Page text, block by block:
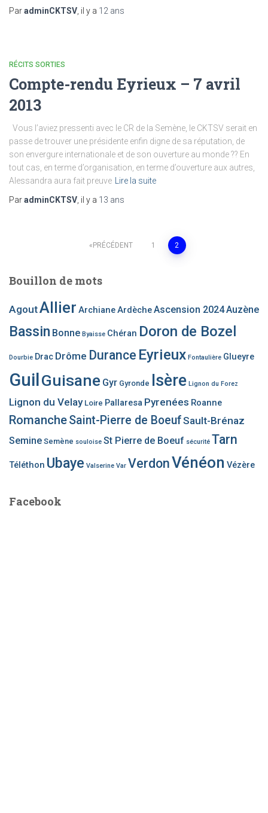
ParadminCKTSV , il y a 12 ans
RÉCITS SORTIES
Compte-rendu Eyrieux – 7 avril
2013
Vous l’aviez pressenti avec le CR de la Semène, le CKTSV serait en
passe de trouver une présidente enfin digne de sa réputation, de
son envergure internationale et de son ouverture au monde ?? En
tout cas, en terme d’organisation, en terme d’ouverture aux autres,
Alessandra aura fait preuve
Lire la suite
ParadminCKTSV , il y a 13 ans
Pagination
des
publications
PRÉCÉDENT 1 2
Bouillon de mots
AgoutAllier ArchianeArdècheAscension 2024Auzène
Bassin Bonne Byaisse Chéran Doron de Bozel
Dourbie Drac Drôme Durance Eyrieux Fontaulière Glueyre
Guil Guisane Gyr Gyronde Isère Lignon du Forez
Lignon du Velay Loire Pallaresa Pyrenées Roanne
RomancheSaint-Pierre de BoeufSault-Brénaz
Semine Semène souloise St Pierre de Boeuf sécurité Tarn
Téléthon Ubaye Valserine Var VerdonVénéon Vézère
Facebook